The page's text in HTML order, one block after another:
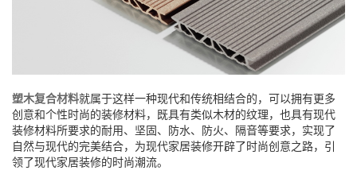
塑木复合材料就属于这样一种现代和传统相结合的，可以拥有更多
创意和个性时尚的装修材料，既具有类似木材的纹理，也具有现代
装修材料所要求的耐用、坚固、防水、防火、隔音等要求，实现了
自然与现代的完美结合，为现代家居装修开辟了时尚创意之路，引
领了现代家居装修的时尚潮流。